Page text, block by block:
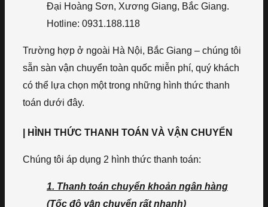
Đại Hoàng Sơn, Xương Giang, Bắc Giang.
Hotline: 0931.188.118
Trường hợp ở ngoài Hà Nội, Bắc Giang – chúng tôi
sẵn sàn vận chuyển toàn quốc miễn phí, quý khách
có thể lựa chọn một trong những hình thức thanh
toán dưới đây.
| HÌNH THỨC THANH TOÁN VÀ VẬN CHUYỂN
Chúng tôi áp dụng 2 hình thức thanh toán:
1. Thanh toán chuyển khoản ngân hàng
(Tốc độ vận chuyển rất nhanh)